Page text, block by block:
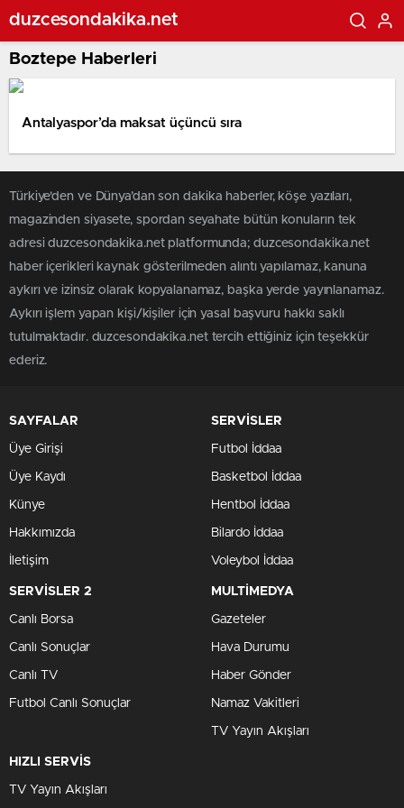
duzcesondakika.net
Boztepe Haberleri
Antalyaspor’da maksat üçüncü sıra
Türkiye'den ve Dünya’dan son dakika haberler, köşe yazıları,
magazinden siyasete, spordan seyahate bütün konuların tek
adresi duzcesondakika.net platformunda; duzcesondakika.net
haber içerikleri kaynak gösterilmeden alıntı yapılamaz, kanuna
aykırı ve izinsiz olarak kopyalanamaz, başka yerde yayınlanamaz.
Aykırı işlem yapan kişi/kişiler için yasal başvuru hakkı saklı
tutulmaktadır. duzcesondakika.net tercih ettiğiniz için teşekkür
ederiz.
SAYFALAR
Üye Girişi
Üye Kaydı
Künye
Hakkımızda
İletişim
SERVİSLER
Futbol İddaa
Basketbol İddaa
Hentbol İddaa
Bilardo İddaa
Voleybol İddaa
SERVİSLER 2
Canlı Borsa
Canlı Sonuçlar
Canlı TV
Futbol Canlı Sonuçlar
MULTİMEDYA
Gazeteler
Hava Durumu
Haber Gönder
Namaz Vakitleri
TV Yayın Akışları
HIZLI SERVİS
TV Yayın Akışları